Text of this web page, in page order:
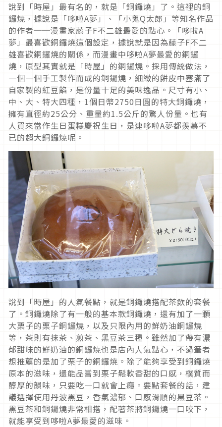
說到「時屋」最有名的，就是「銅鑼燒」了。這裡的銅
鑼燒，據說是「哆啦A夢」、「小鬼Q太郎」等知名作品
的作者──漫畫家藤子F不二雄最愛的點心。「哆啦A
夢」最喜歡銅鑼燒這個設定，據說就是因為藤子F不二
雄喜歡銅鑼燒的關係，而漫畫中哆啦A夢最愛的銅鑼
燒，原型其實就是「時屋」的銅鑼燒。採用傳統做法，
一個一個手工製作而成的銅鑼燒，細緻的餅皮中塞滿了
自家製的紅豆餡，是份量十足的美味逸品。尺寸有小、
中、大、特大四種，1個日幣2750日圓的特大銅鑼燒，
擁有直徑約25公分、重量約1.5公斤的驚人份量。也有
人買來當作生日蛋糕慶祝生日，是連哆啦A夢都羨慕不
已的超大銅鑼燒呢。
說到「時屋」的人氣餐點，就是銅鑼燒搭配茶飲的套餐
了。銅鑼燒除了有一般的基本款銅鑼燒，還有加了一顆
大栗子的栗子銅鑼燒，以及只限內用的鮮奶油銅鑼燒
等，茶則有抹茶、煎茶、黑豆茶三種。雖然加了帶有濃
郁甜味的鮮奶油的銅鑼燒也是店內人氣點心，不過筆者
想推薦的是加了栗子的銅鑼燒。除了能夠享受到銅鑼燒
原本的滋味，還能品嘗到栗子鬆軟香甜的口感，樸質而
醇厚的韻味，只要吃一口就會上癮。要點套餐的話，建
議選擇使用丹波黑豆，香氣濃郁、口感滑順的黑豆茶。
黑豆茶和銅鑼燒非常相搭，配著茶將銅鑼燒一口咬下，
就能享受到哆啦A夢最愛的滋味。